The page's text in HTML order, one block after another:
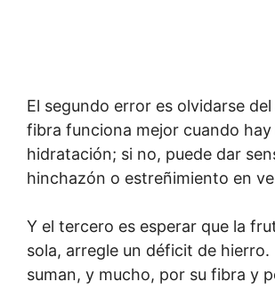
El segundo error es olvidarse del
fibra funciona mejor cuando hay
hidratación; si no, puede dar
hinchazón o estreñimiento en
Y el tercero es esperar que la
sola, arregle un déficit de hierro.
suman, y mucho, por su fibra y